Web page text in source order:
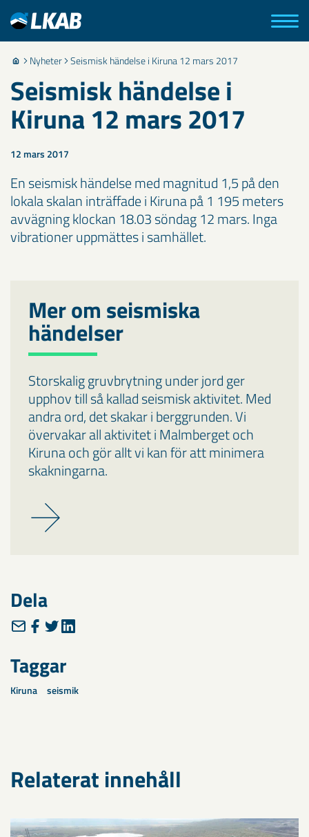
Nyheter Seismisk händelse i Kiruna 12 mars 2017
Seismisk händelse i
Kiruna 12 mars 2017
12 mars 2017
En seismisk händelse med magnitud 1,5 på den
lokala skalan inträffade i Kiruna på 1 195 meters
avvägning klockan 18.03 söndag 12 mars. Inga
vibrationer uppmättes i samhället.
Mer om seismiska
händelser
Storskalig gruvbrytning under jord ger
upphov till så kallad seismisk aktivitet. Med
andra ord, det skakar i berggrunden. Vi
övervakar all aktivitet i Malmberget och
Kiruna och gör allt vi kan för att minimera
skakningarna.
Dela
Taggar
Kiruna seismik
Relaterat innehåll